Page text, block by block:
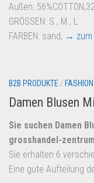
Außen:
GRÖSSEN: S , M , L
FARBEN: sand, → zum
B2B PRODUKTE /
Damen Blusen
Sie suchen Damen
grosshandel-
Sie erhalten 6
Eine gute Aufteilung